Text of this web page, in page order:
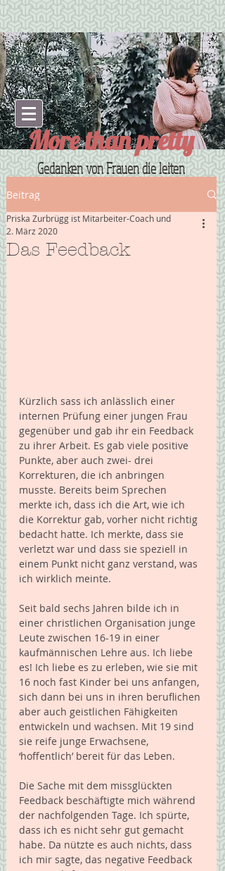
More than pretty
Gedanken von Frauen die leiten
Beitrag
Das Feedback
Priska Zurbrügg ist Mitarbeiter-Coach und
2. März 2020
Kürzlich sass ich anlässlich einer
internen Prüfung einer jungen Frau
gegenüber und gab ihr ein Feedback
zu ihrer Arbeit. Es gab viele positive
Punkte, aber auch zwei- drei
Korrekturen, die ich anbringen
musste. Bereits beim Sprechen
merkte ich, dass ich die Art, wie ich
die Korrektur gab, vorher nicht richtig
bedacht hatte. Ich merkte, dass sie
verletzt war und dass sie speziell in
einem Punkt nicht ganz verstand, was
ich wirklich meinte.
Seit bald sechs Jahren bilde ich in
einer christlichen Organisation junge
Leute zwischen 16-19 in einer
kaufmännischen Lehre aus. Ich liebe
es! Ich liebe es zu erleben, wie sie mit
16 noch fast Kinder bei uns anfangen,
sich dann bei uns in ihren beruflichen
aber auch geistlichen Fähigkeiten
entwickeln und wachsen. Mit 19 sind
sie reife junge Erwachsene,
‘hoffentlich’ bereit für das Leben.
Die Sache mit dem missglückten
Feedback beschäftigte mich während
der nachfolgenden Tage. Ich spürte,
dass ich es nicht sehr gut gemacht
habe. Da nützte es auch nichts, dass
ich mir sagte, das negative Feedback